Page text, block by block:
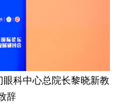
眼科中心总院长黎晓新教
辞